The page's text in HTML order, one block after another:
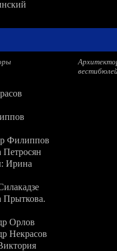
Филиппов
Петросян
Ирина
Прыткова.
Орлов
Некрасов